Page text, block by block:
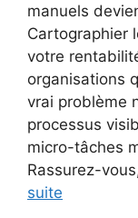
manuels
Cartographier
votre
organisations
vrai problème
processus
micro-tâches
Rassurez-
suite